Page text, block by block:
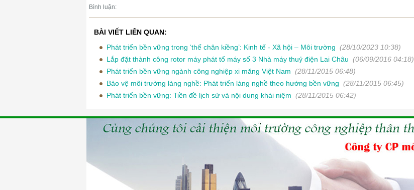
Bình luận:
BÀI VIẾT LIÊN QUAN:
Phát triển bền vững trong ‘thế chân kiềng’: Kinh tế - Xã hội – Môi trường (28/10/2023 10:38)
Lắp đặt thành công rotor máy phát tổ máy số 3 Nhà máy thuỷ điện Lai Châu (06/09/2016 04:18)
Phát triển bền vững ngành công nghiệp xi măng Việt Nam (28/11/2015 06:48)
Bảo vệ môi trường làng nghề: Phát triển làng nghề theo hướng bền vững (28/11/2015 06:45)
Phát triển bền vững: Tiền đề lịch sử và nội dung khái niệm (28/11/2015 06:42)